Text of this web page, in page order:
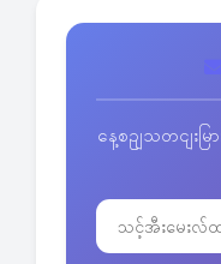
နေ့စဥျသတငျး